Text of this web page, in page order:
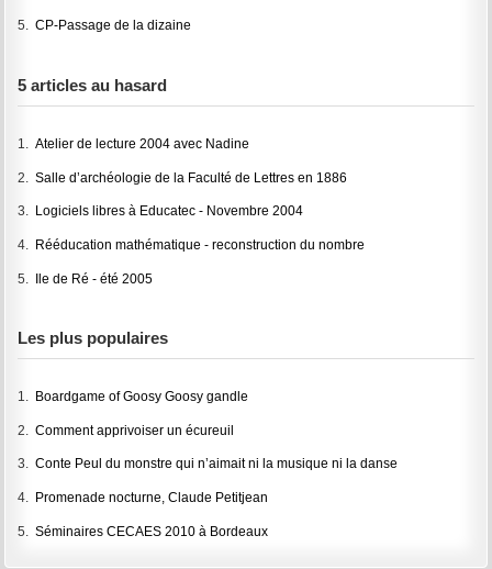
5.CP-Passage de la dizaine
5 articles au hasard
1.Atelier de lecture 2004 avec Nadine
2.Salle d’archéologie de la Faculté de Lettres en 1886
3. Logiciels libres à Educatec - Novembre 2004
4. Rééducation mathématique - reconstruction du nombre
5. Ile de Ré - été 2005
Les plus populaires
1. Boardgame of Goosy Goosy gandle
2.Comment apprivoiser un écureuil
3.Conte Peul du monstre qui n’aimait ni la musique ni la danse
4. Promenade nocturne, Claude Petitjean
5.Séminaires CECAES 2010 à Bordeaux